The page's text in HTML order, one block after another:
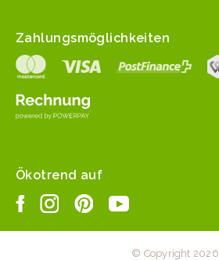
Zahlungsmöglichkeiten
Ökotrend auf
© Copyright 2026